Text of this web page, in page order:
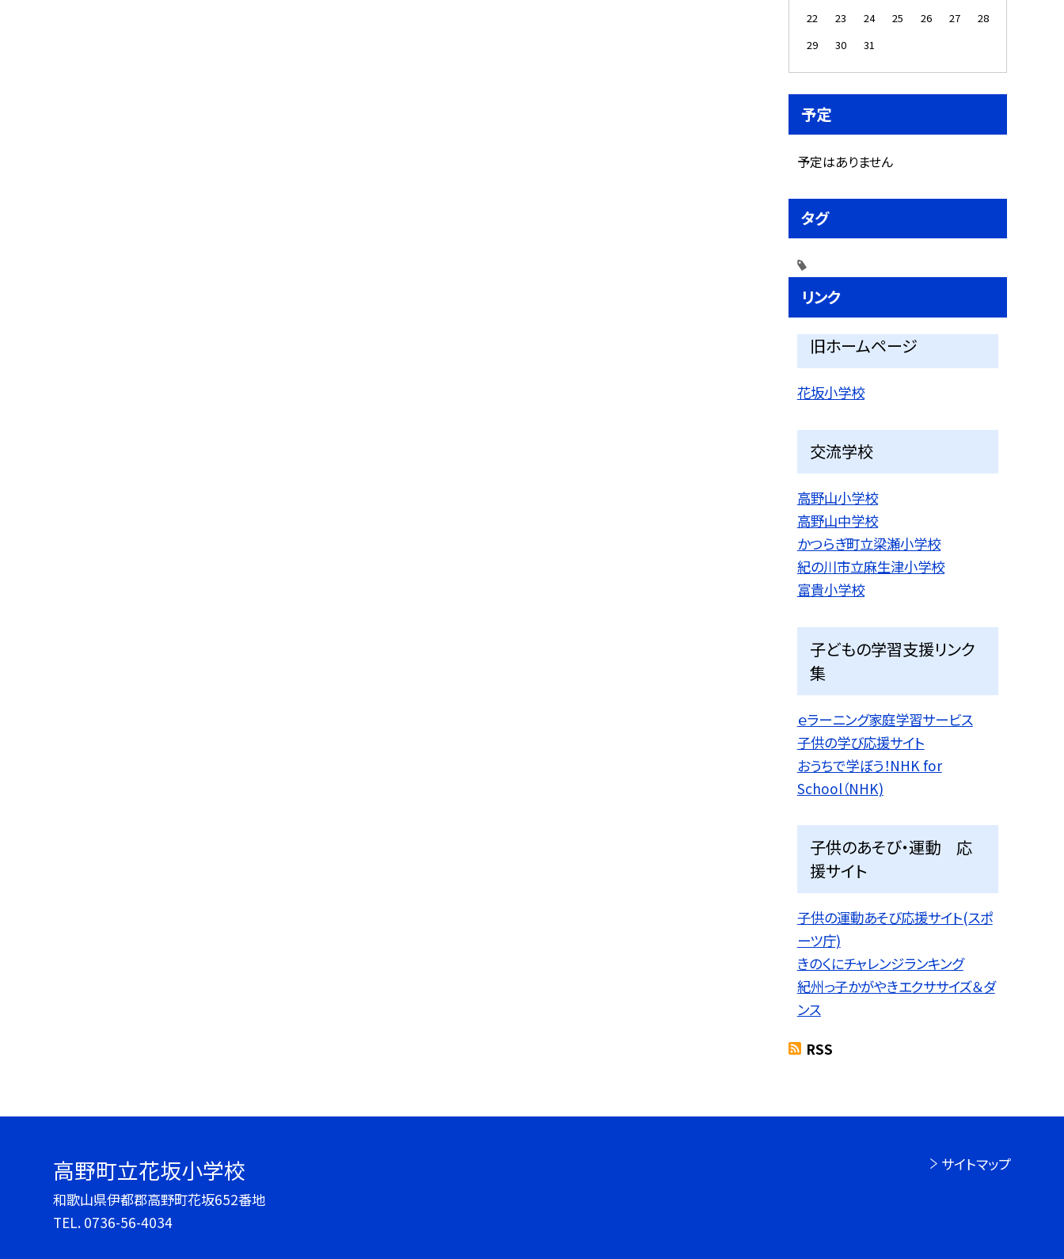
22
23 24 25 26 27
28
29
30 31
予定
予定はありません
タグ
リンク
旧ホームページ
花坂小学校
交流学校
高野山小学校
高野山中学校
かつらぎ町立梁瀬小学校
紀の川市立麻生津小学校
富貴小学校
子どもの学習支援リンク
集
ｅラーニング家庭学習サービス
子供の学び応援サイト
おうちで学ぼう！NHK for
School（NHK)
子供のあそび・運動 応
援サイト
子供の運動あそび応援サイト(スポ
ーツ庁)
きのくにチャレンジランキング
紀州っ子かがやきエクササイズ＆ダ
ンス
RSS
高野町立花坂小学校
和歌山県伊都郡高野町花坂652番地
TEL. 0736-56-4034
サイトマップ